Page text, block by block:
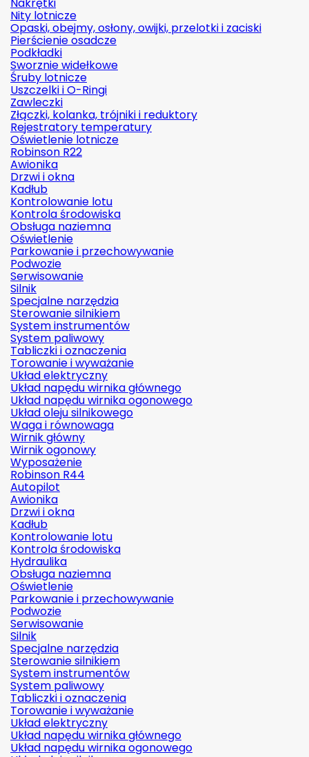
Nity lotnicze
Opaski, obejmy, osłony, owijki, przelotki i zaciski
Pierścienie osadcze
Podkładki
Sworznie widełkowe
Śruby lotnicze
Uszczelki i O-Ringi
Zawleczki
Złączki, kolanka, trójniki i reduktory
Rejestratory temperatury
Oświetlenie lotnicze
Robinson R22
Awionika
Drzwi i okna
Kadłub
Kontrolowanie lotu
Kontrola środowiska
Obsługa naziemna
Oświetlenie
Parkowanie i przechowywanie
Podwozie
Serwisowanie
Silnik
Specjalne narzędzia
Sterowanie silnikiem
System instrumentów
System paliwowy
Tabliczki i oznaczenia
Torowanie i wyważanie
Układ elektryczny
Układ napędu wirnika głównego
Układ napędu wirnika ogonowego
Układ oleju silnikowego
Waga i równowaga
Wirnik główny
Wirnik ogonowy
Wyposażenie
Robinson R44
Autopilot
Awionika
Drzwi i okna
Kadłub
Kontrolowanie lotu
Kontrola środowiska
Hydraulika
Obsługa naziemna
Oświetlenie
Parkowanie i przechowywanie
Podwozie
Serwisowanie
Silnik
Specjalne narzędzia
Sterowanie silnikiem
System instrumentów
System paliwowy
Tabliczki i oznaczenia
Torowanie i wyważanie
Układ elektryczny
Układ napędu wirnika głównego
Układ napędu wirnika ogonowego